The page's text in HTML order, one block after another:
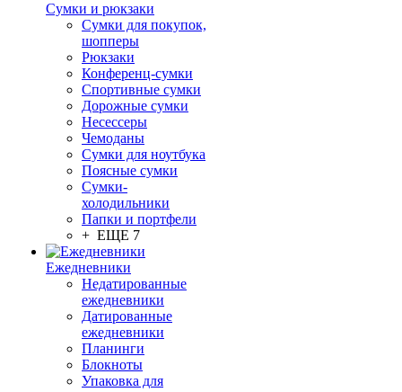
Сумки и рюкзаки
Сумки для покупок,
шопперы
Рюкзаки
Конференц-сумки
Спортивные сумки
Дорожные сумки
Несессеры
Чемоданы
Сумки для ноутбука
Поясные сумки
Сумки-
холодильники
Папки и портфели
+ ЕЩЕ 7
Ежедневники
Недатированные
ежедневники
Датированные
ежедневники
Планинги
Блокноты
Упаковка для